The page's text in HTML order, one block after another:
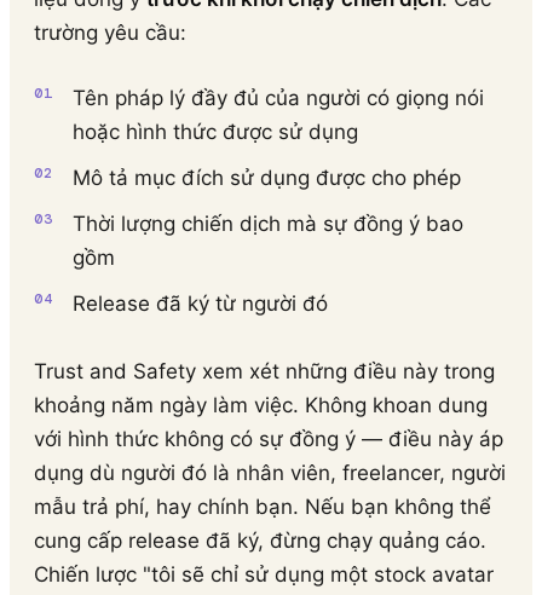
trường yêu cầu:
Tên pháp lý đầy đủ của người có giọng nói
hoặc hình thức được sử dụng
Mô tả mục đích sử dụng được cho phép
Thời lượng chiến dịch mà sự đồng ý bao
gồm
Release đã ký từ người đó
Trust and Safety xem xét những điều này trong
khoảng năm ngày làm việc. Không khoan dung
với hình thức không có sự đồng ý — điều này áp
dụng dù người đó là nhân viên, freelancer, người
mẫu trả phí, hay chính bạn. Nếu bạn không thể
cung cấp release đã ký, đừng chạy quảng cáo.
Chiến lược "tôi sẽ chỉ sử dụng một stock avatar